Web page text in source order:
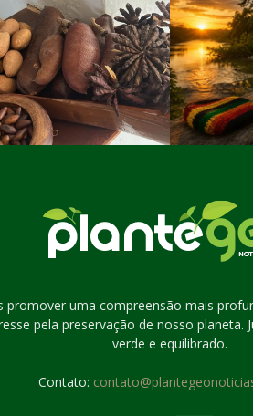
uma compreensão mais
pela preservação de nosso
verde e equilibrado.
Contato: